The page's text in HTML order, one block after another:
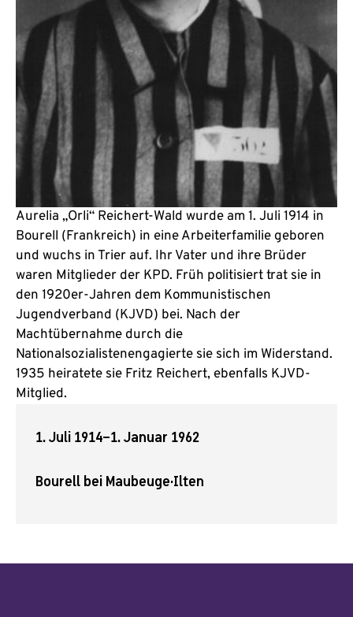
Aurelia „Orli“ Reichert-Wald wurde am 1. Juli 1914 in
Bourell (Frankreich) in eine Arbeiterfamilie geboren
und wuchs in Trier auf. Ihr Vater und ihre Brüder
waren Mitglieder der KPD. Früh politisiert trat sie in
den 1920er-Jahren dem Kommunistischen
Jugendverband (KJVD) bei. Nach der
Machtübernahme durch die
Nationalsozialistenengagierte sie sich im Widerstand.
1935 heiratete sie Fritz Reichert, ebenfalls KJVD-
Mitglied.
1. Juli 1914–1. Januar 1962
Bourell bei Maubeuge·Ilten